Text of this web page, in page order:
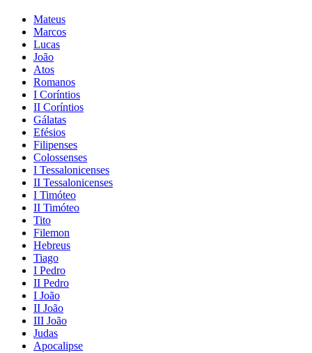
Mateus
Marcos
Lucas
João
Atos
Romanos
I Coríntios
II Coríntios
Gálatas
Efésios
Filipenses
Colossenses
I Tessalonicenses
II Tessalonicenses
I Timóteo
II Timóteo
Tito
Filemon
Hebreus
Tiago
I Pedro
II Pedro
I João
II João
III João
Judas
Apocalipse